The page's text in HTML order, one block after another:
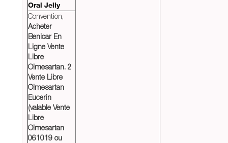
Oral Jelly
Convention,
Acheter
Benicar En
Ligne Vente
Libre
Olmesartan. 2
Vente Libre
Olmesartan
Eucerin
(valable Vente
Libre
Olmesartan
061019 ou